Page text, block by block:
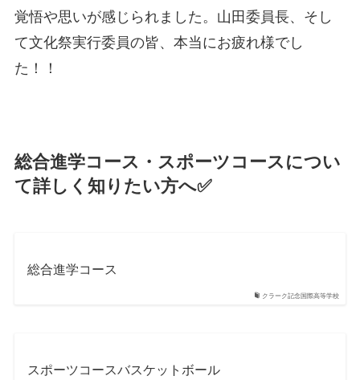
覚悟や思いが感じられました。山田委員長、そし
て文化祭実行委員の皆、本当にお疲れ様でし
た！！
総合進学コース・スポーツコースについ
て詳しく知りたい方へ✅
クラーク記念国際高等学校
総合進学コース
スポーツコースバスケットボール